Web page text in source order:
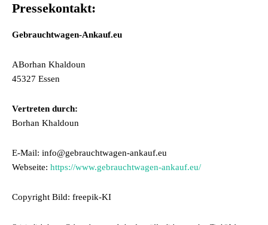
Pressekontakt:
Gebrauchtwagen-Ankauf.eu
ABorhan Khaldoun
45327 Essen
Vertreten durch:
Borhan Khaldoun
E-Mail: info@gebrauchtwagen-ankauf.eu
Webseite: https://www.gebrauchtwagen-ankauf.eu/
Copyright Bild: freepik-KI